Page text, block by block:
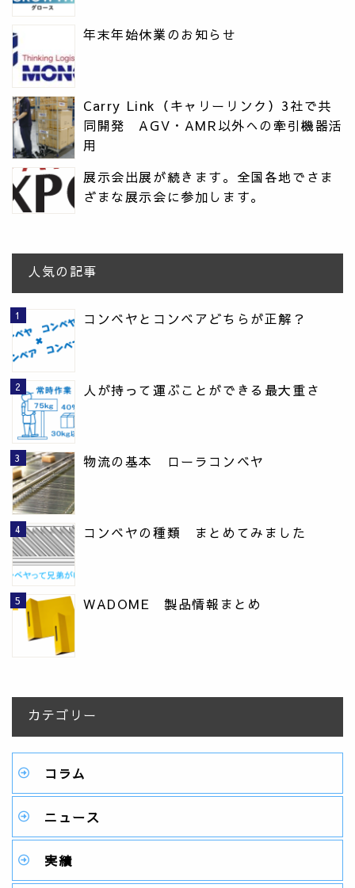
年末年始休業のお知らせ
Carry Link（キャリーリンク）3社で共
同開発 AGV・AMR以外への牽引機器活
用
展示会出展が続きます。全国各地でさま
ざまな展示会に参加します。
人気の記事
コンベヤとコンベアどちらが正解？
人が持って運ぶことができる最大重さ
物流の基本 ローラコンベヤ
コンベヤの種類 まとめてみました
WADOME 製品情報まとめ
カテゴリー
コラム
ニュース
実績